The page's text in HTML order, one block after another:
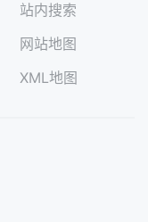
站内搜索
网站地图
XML地图